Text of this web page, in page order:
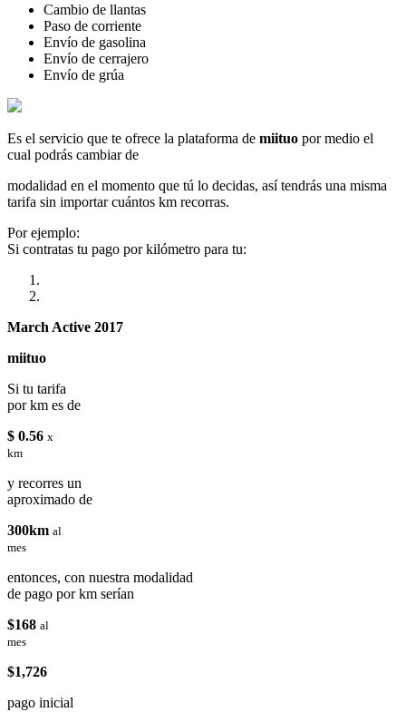
Cambio de llantas
Paso de corriente
Envío de gasolina
Envío de cerrajero
Envío de grúa
Es el servicio que te ofrece la plataforma de miituo por medio el
cual podrás cambiar de
modalidad en el momento que tú lo decidas, así tendrás una misma
tarifa sin importar cuántos km recorras.
Por ejemplo:
Si contratas tu pago por kilómetro para tu:
March Active 2017
miituo
Si tu tarifa
por km es de
$ 0.56 x
km
y recorres un
aproximado de
300km al
mes
entonces, con nuestra modalidad
de pago por km serían
$168 al
mes
$1,726
pago inicial